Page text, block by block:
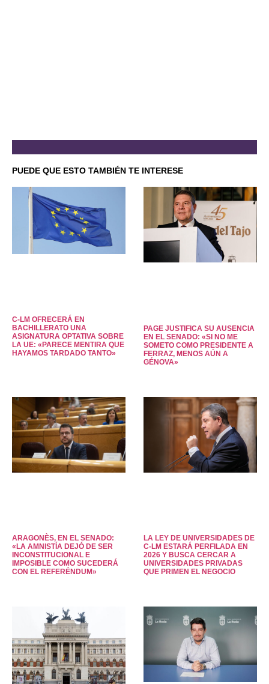
PUEDE QUE ESTO TAMBIÉN TE INTERESE
C-LM OFRECERÁ EN
BACHILLERATO UNA
ASIGNATURA OPTATIVA SOBRE
LA UE: «PARECE MENTIRA QUE
HAYAMOS TARDADO TANTO»
PAGE JUSTIFICA SU AUSENCIA
EN EL SENADO: «SI NO ME
SOMETO COMO PRESIDENTE A
FERRAZ, MENOS AÚN A
GÉNOVA»
ARAGONÈS, EN EL SENADO:
«LA AMNISTÍA DEJÓ DE SER
INCONSTITUCIONAL E
IMPOSIBLE COMO SUCEDERÁ
CON EL REFERÉNDUM»
LA LEY DE UNIVERSIDADES DE
C-LM ESTARÁ PERFILADA EN
2026 Y BUSCA CERCAR A
UNIVERSIDADES PRIVADAS
QUE PRIMEN EL NEGOCIO